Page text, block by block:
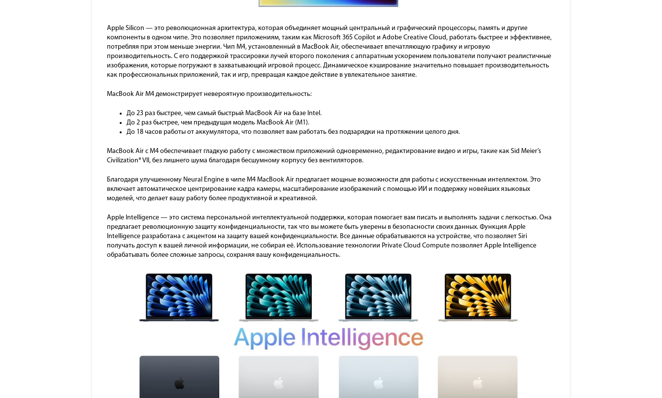
Apple Silicon — это революционная архитектура, которая объединяет мощный центральный и графический процессоры, память и другие
компоненты в одном чипе. Это позволяет приложениям, таким как Microsoft 365 Copilot и Adobe Creative Cloud, работать быстрее и эффективнее,
потребляя при этом меньше энергии. Чип M4, установленный в MacBook Air, обеспечивает впечатляющую графику и игровую
производительность. С его поддержкой трассировки лучей второго поколения с аппаратным ускорением пользователи получают реалистичные
изображения, которые погружают в захватывающий игровой процесс. Динамическое кэширование значительно повышает производительность
как профессиональных приложений, так и игр, превращая каждое действие в увлекательное занятие.
MacBook Air M4 демонстрирует невероятную производительность:
До 23 раз быстрее, чем самый быстрый MacBook Air на базе Intel.
До 2 раз быстрее, чем предыдущая модель MacBook Air (M1).
До 18 часов работы от аккумулятора, что позволяет вам работать без подзарядки на протяжении целого дня.
MacBook Air с M4 обеспечивает гладкую работу с множеством приложений одновременно, редактирование видео и игры, такие как Sid Meier’s
Civilization® VII, без лишнего шума благодаря бесшумному корпусу без вентиляторов.
Благодаря улучшенному Neural Engine в чипе M4 MacBook Air предлагает мощные возможности для работы с искусственным интеллектом. Это
включает автоматическое центрирование кадра камеры, масштабирование изображений с помощью ИИ и поддержку новейших языковых
моделей, что делает вашу работу более продуктивной и креативной.
Apple Intelligence — это система персональной интеллектуальной поддержки, которая помогает вам писать и выполнять задачи с легкостью. Она
предлагает революционную защиту конфиденциальности, так что вы можете быть уверены в безопасности своих данных. Функция Apple
Intelligence разработана с акцентом на защиту вашей конфиденциальности. Все данные обрабатываются на устройстве, что позволяет Siri
получать доступ к вашей личной информации, не собирая её. Использование технологии Private Cloud Compute позволяет Apple Intelligence
обрабатывать более сложные запросы, сохраняя вашу конфиденциальность.